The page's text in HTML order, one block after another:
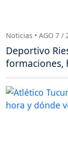
Noticias • AGO 7 /
Deportivo
formaciones,